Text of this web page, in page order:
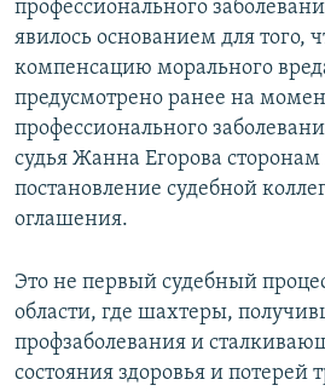
профессионального
явилось основанием для того,
компенсацию морального
предусмотрено ранее на
профессионального
судья Жанна Егорова сторонам
постановление судебной
оглашения.
Это не первый судебный
области, где шахтеры,
профзаболевания и
состояния здоровья и потерей